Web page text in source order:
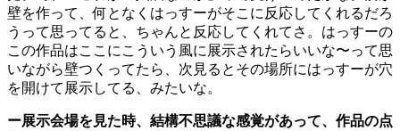
壁を作って、何となくはっすーがそこに反応してくれるだろ
うって思ってると、ちゃんと反応してくれてさ。はっすーの
この作品はここにこういう風に展示されたらいいな〜って思
いながら壁つくってたら、次見るとその場所にはっすーが穴
を開けて展示してる、みたいな。
ー展示会場を見た時、結構不思議な感覚があって、作品の点